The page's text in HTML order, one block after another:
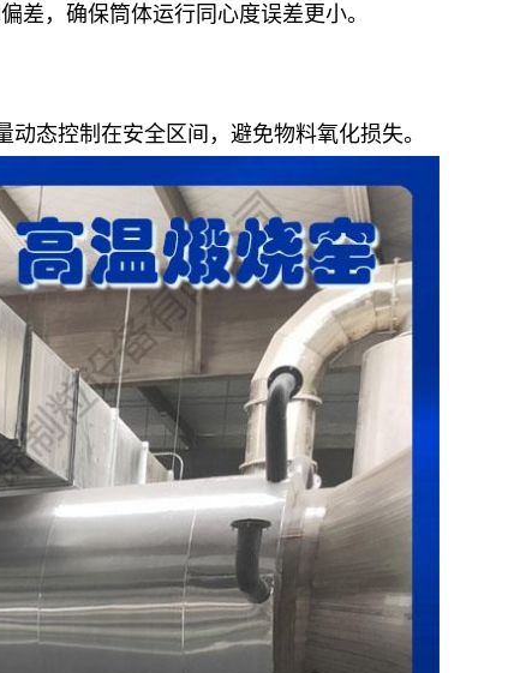
差，确保筒体运行同心度误差更小。
态控制在安全区间，避免物料氧化损失。